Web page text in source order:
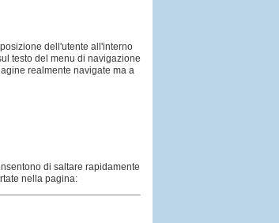
dell'utente all'interno
testo del menu di navigazione
realmente navigate ma a
di saltare rapidamente
nella pagina: